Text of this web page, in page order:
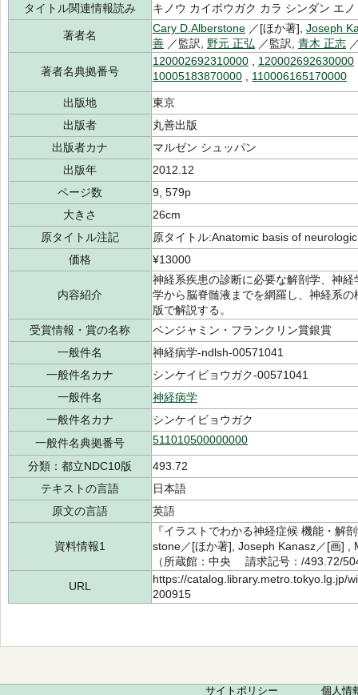
タイトル関連情報読み
キノウ カイボウガク カラ シンダン エ
著者名
Cary D.Alberstone ／[ほか著], Joseph
善 ／監訳, 野元 正弘 ／監訳, 青木 正志
著者名典拠番号
120002692310000 120002692630000
10005183870000
110006165170000
出版地
東京
出版者
丸善出版
出版者カナ
マルゼン シュッパン
出版年
2012.12
ページ数
9, 579p
大きさ
26cm
原タイトル注記
原タイトル:Anatomic basis of
価格
¥13000
内容紹介
神経系疾患の診断に必要な解剖学、神
学から脳脊髄液までを網羅し、神経系
版で解説する。
受賞情報・賞の名称
ベンジャミン・フランクリン賞銀賞
一般件名
神経病学-ndlsh-00571041
一般件名カナ
シンケイビョウガク-00571041
一般件名
神経病学
一般件名カナ
シンケイビョウガク
一般件名典拠番号
511010500000000
分類：都立NDC10版
493.72
テキストの言語
日本語
原文の言語
英語
資料情報1
『イラストでわかる神経症候 機能・
stone／[ほか著], Joseph Kanasz／[画
（所蔵館：中央 請求記号：/493.72/
URL
https://catalog.library.metro.tokyo.lg.jp/
200915
サイトポリシー 個人情